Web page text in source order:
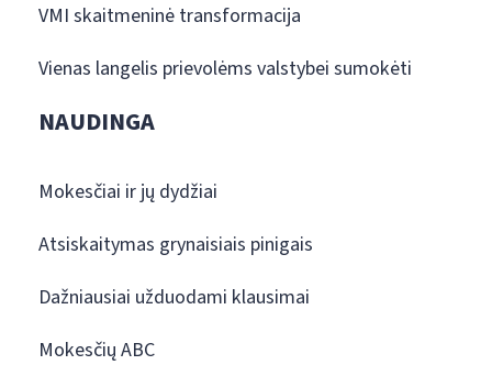
VMI skaitmeninė transformacija
Vienas langelis prievolėms valstybei sumokėti
NAUDINGA
Mokesčiai ir jų dydžiai
Atsiskaitymas grynaisiais pinigais
Dažniausiai užduodami klausimai
Mokesčių ABC